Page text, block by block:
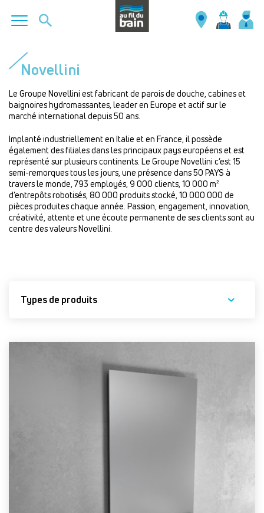
contenu
principal
Novellini
Le Groupe Novellini est fabricant de parois de douche, cabines et
baignoires hydromassantes, leader en Europe et actif sur le
marché international depuis 50 ans.
Implanté industriellement en Italie et en France, il possède
également des filiales dans les principaux pays européens et est
représenté sur plusieurs continents. Le Groupe Novellini c’est 15
semi-remorques tous les jours, une présence dans 50 PAYS à
travers le monde, 793 employés, 9 000 clients, 10 000 m²
d’entrepôts robotisés, 80 000 produits stocké, 10 000 000 de
pièces produites chaque année. Passion, engagement, innovation,
créativité, attente et une écoute permanente de ses clients sont au
centre des valeurs Novellini.
Types de produits